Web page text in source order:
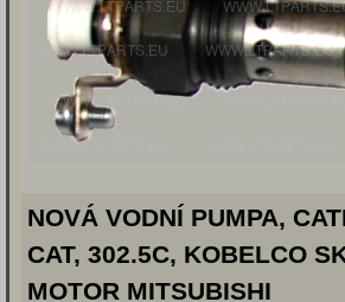
NOVÁ VODNÍ PUMPA,
CAT, 302.5C, KOBELCO
MOTOR MITSUBISHI